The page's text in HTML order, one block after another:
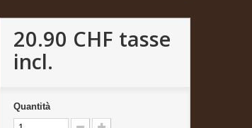
20.90 CHF tasse
incl.
Quantità